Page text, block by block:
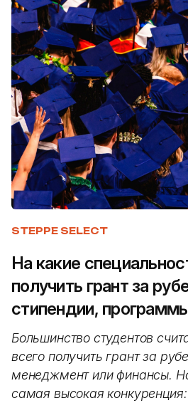
STEPPE SELECT
На какие
получить грант за
стипендии,
Большинство студентов
всего получить грант за
менеджмент или финансы.
самая высокая